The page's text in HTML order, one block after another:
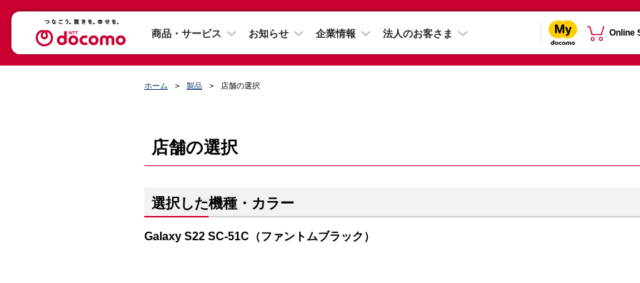
商品・サービス お知らせ 企業情報 法人のお客さま Online
ホーム 製品 店舗の選択
店舗の選択
選択した機種・カラー
Galaxy S22 SC-51C（ファントムブラック）